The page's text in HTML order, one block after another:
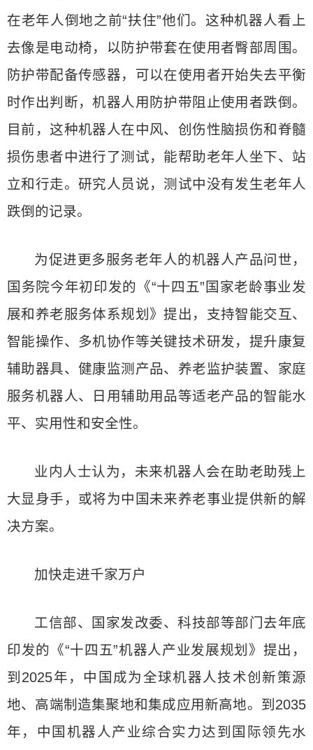
在老年人倒地之前“扶住”他们。这种机器人看上
去像是电动椅，以防护带套在使用者臀部周围。
防护带配备传感器，可以在使用者开始失去平衡
时作出判断，机器人用防护带阻止使用者跌倒。
目前，这种机器人在中风、创伤性脑损伤和脊髓
损伤患者中进行了测试，能帮助老年人坐下、站
立和行走。研究人员说，测试中没有发生老年人
跌倒的记录。
为促进更多服务老年人的机器人产品问世，
国务院今年初印发的《“十四五”国家老龄事业发
展和养老服务体系规划》提出，支持智能交互、
智能操作、多机协作等关键技术研发，提升康复
辅助器具、健康监测产品、养老监护装置、家庭
服务机器人、日用辅助用品等适老产品的智能水
平、实用性和安全性。
业内人士认为，未来机器人会在助老助残上
大显身手，或将为中国未来养老事业提供新的解
决方案。
加快走进千家万户
工信部、国家发改委、科技部等部门去年底
印发的《“十四五”机器人产业发展规划》提出，
到2025年，中国成为全球机器人技术创新策源
地、高端制造集聚地和集成应用新高地。到2035
年，中国机器人产业综合实力达到国际领先水